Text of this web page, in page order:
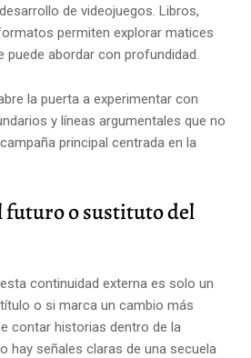
de videojuegos. Libros,
permiten explorar matices
puede abordar con profundidad.
la puerta a experimentar con
y líneas argumentales que no
principal centrada en la
futuro o sustituto del
continuidad externa es solo un
o si marca un cambio más
contar historias dentro de la
hay señales claras de una secuela